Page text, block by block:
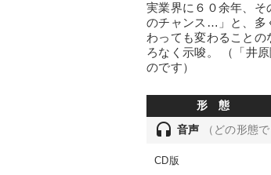
実業界に６０余年、
のチャンス…」と、多
わっても変わることの
ろなく示唆。 （「井
のです）
形 態
headset 音声 （どの形態
CD版